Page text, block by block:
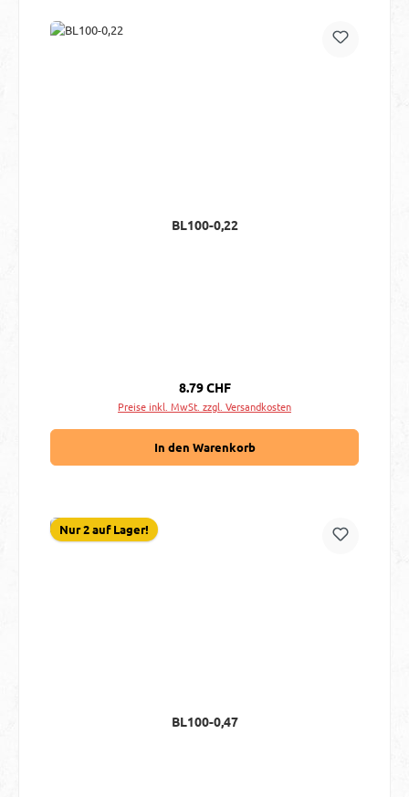
BL100-0,22
Regulärer Preis:
8.79 CHF
Preise inkl. MwSt. zzgl. Versandkosten
In den Warenkorb
Nur 2 auf Lager!
BL100-0,47